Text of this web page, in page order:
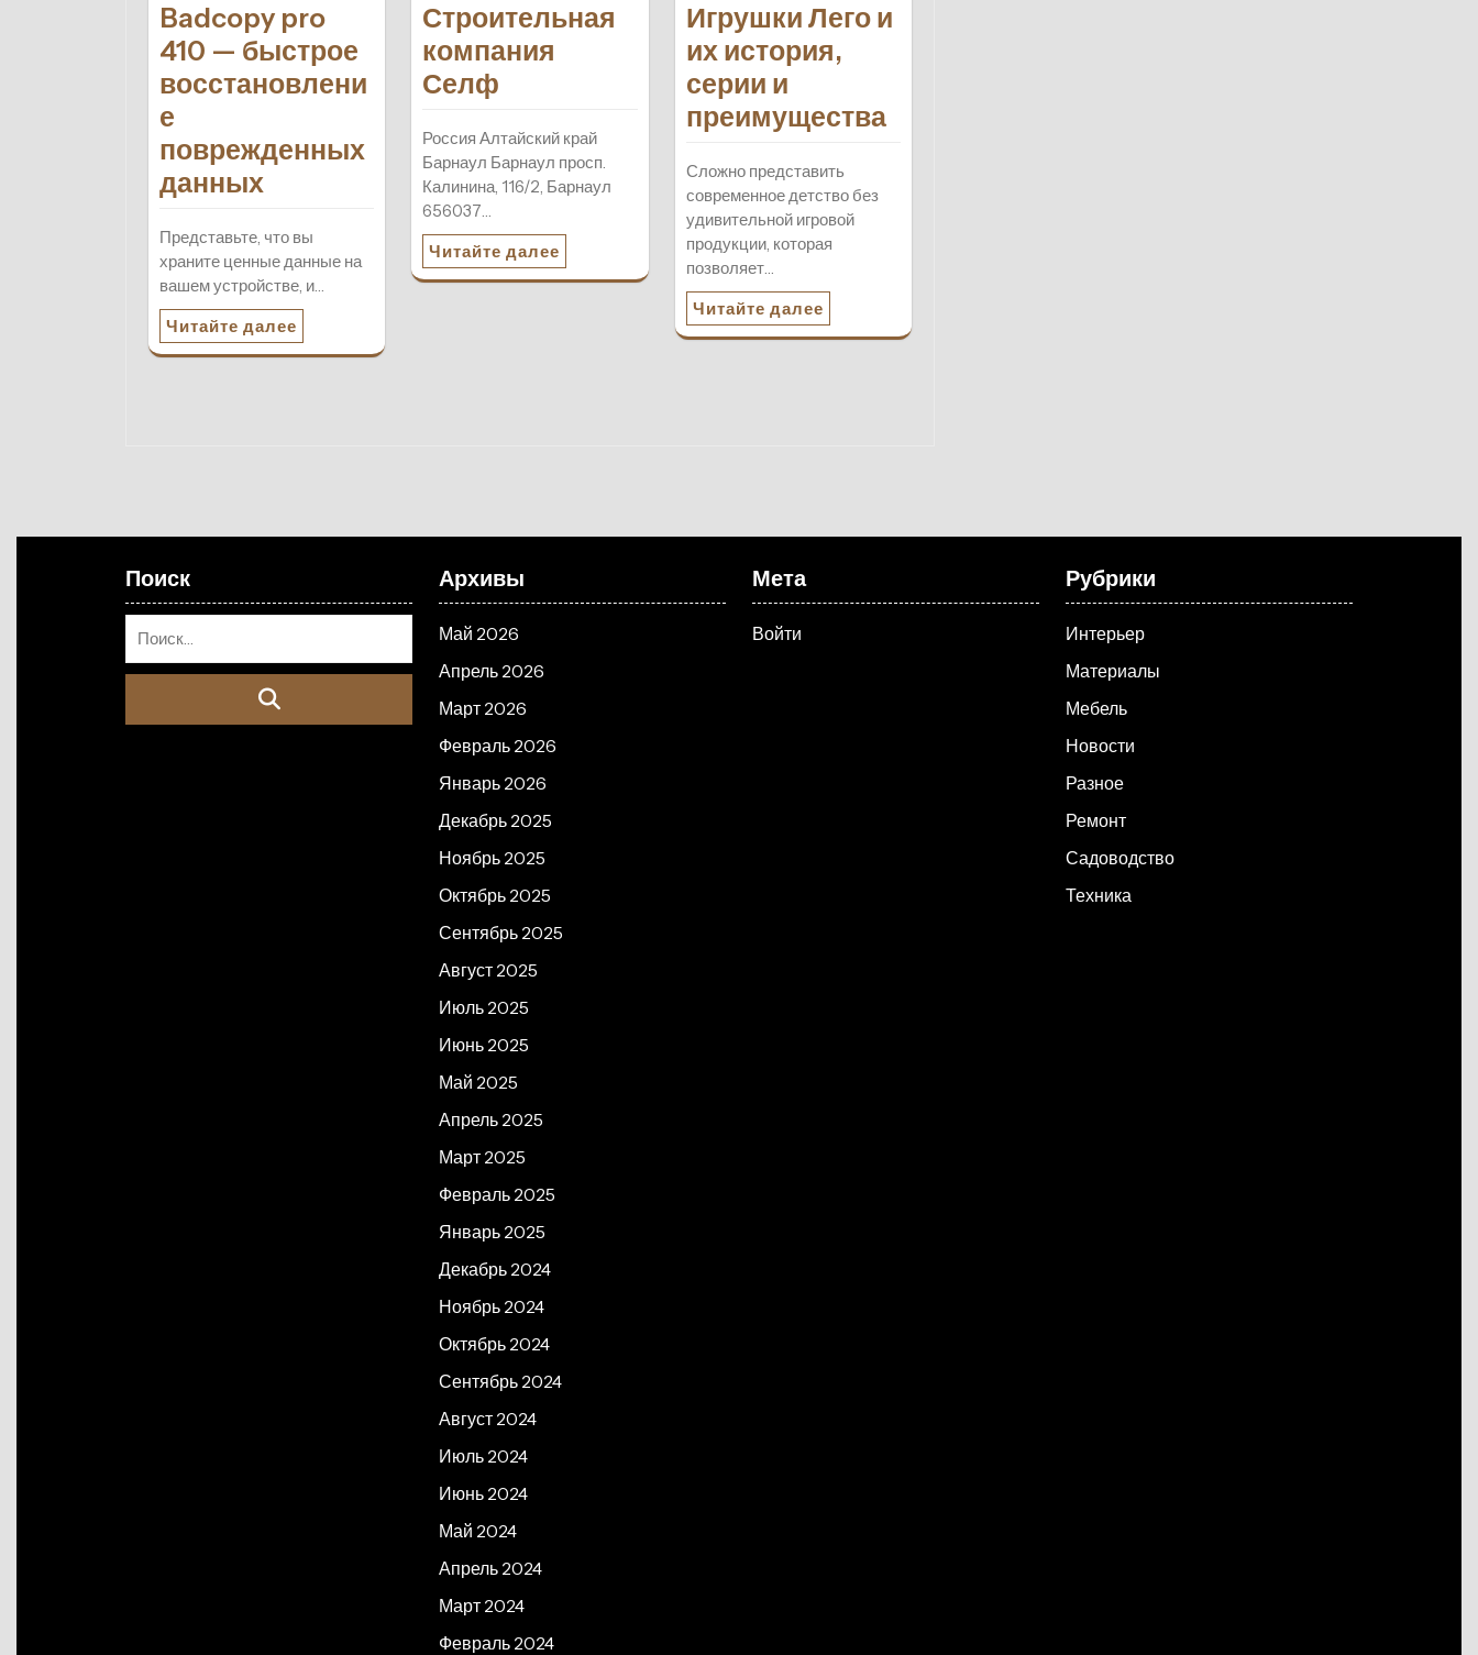
Badcopy pro
410 — быстрое
восстановлени
е
поврежденных
данных
Представьте, что вы
храните ценные данные на
вашем устройстве, и…
Читайте далее
Строительная
компания
Селф
Россия Алтайский край
Барнаул Барнаул просп.
Калинина, 116/2, Барнаул
656037…
Читайте далее
Игрушки Лего и
их история,
серии и
преимущества
Сложно представить
современное детство без
удивительной игровой
продукции, которая
позволяет…
Читайте далее
Поиск Архивы
Май 2026
Апрель 2026
Март 2026
Февраль 2026
Январь 2026
Декабрь 2025
Ноябрь 2025
Октябрь 2025
Сентябрь 2025
Август 2025
Июль 2025
Июнь 2025
Май 2025
Апрель 2025
Март 2025
Февраль 2025
Январь 2025
Декабрь 2024
Ноябрь 2024
Октябрь 2024
Сентябрь 2024
Август 2024
Июль 2024
Июнь 2024
Май 2024
Апрель 2024
Март 2024
Февраль 2024
Мета
Войти
Рубрики
Интерьер
Материалы
Мебель
Новости
Разное
Ремонт
Садоводство
Техника